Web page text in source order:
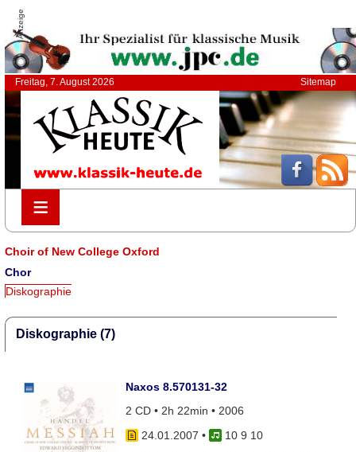
Anzeige
Freitag, 7. August 2026 Sitemap
≡
≡
Choir of New College Oxford
Chor
Diskographie
Diskographie (7)
Naxos 8.570131-32
2 CD • 2h 22min • 2006
24.01.2007 •
10 9 10